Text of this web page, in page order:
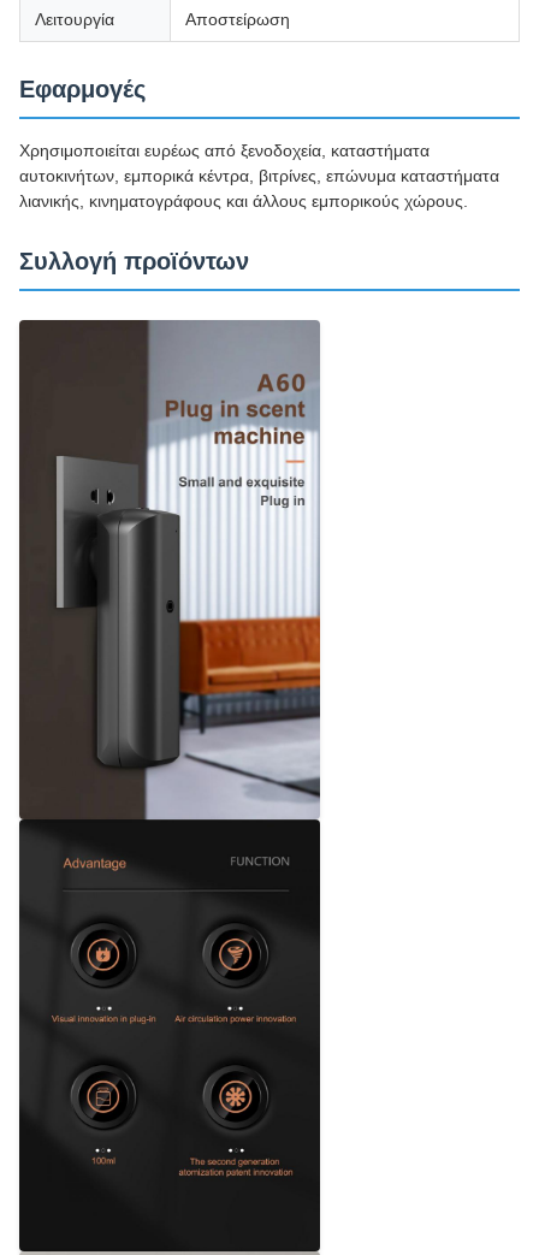
Λειτουργία Αποστείρωση
Εφαρμογές
Χρησιμοποιείται ευρέως από ξενοδοχεία, καταστήματα
αυτοκινήτων, εμπορικά κέντρα, βιτρίνες, επώνυμα καταστήματα
λιανικής, κινηματογράφους και άλλους εμπορικούς χώρους.
Συλλογή προϊόντων